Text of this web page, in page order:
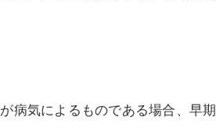
病気によるものである場合、早期